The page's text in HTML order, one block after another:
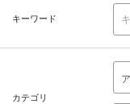
キーワード
カテゴリ